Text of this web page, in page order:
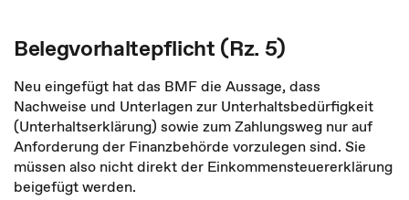
Belegvorhaltepflicht (Rz. 5)
Neu eingefügt hat das BMF die Aussage, dass
Nachweise und Unterlagen zur Unterhaltsbedürfigkeit
(Unterhaltserklärung) sowie zum Zahlungsweg nur auf
Anforderung der Finanzbehörde vorzulegen sind. Sie
müssen also nicht direkt der Einkommensteuererklärung
beigefügt werden.